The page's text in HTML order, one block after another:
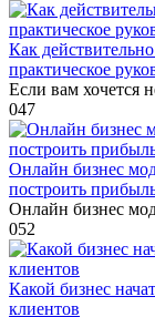
Как
практическое
Если вам хочется
047
Онлайн бизнес
построить
Онлайн бизнес
052
Какой бизнес
клиентов